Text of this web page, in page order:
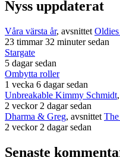
Nyss uppdaterat
Våra värsta år, avsnittet
23 timmar 32 minuter sedan
Stargate
5 dagar sedan
Ombytta roller
1 vecka 6 dagar sedan
Unbreakable Kimmy Schmidt
2 veckor 2 dagar sedan
Dharma & Greg, avsnittet
2 veckor 2 dagar sedan
Senaste